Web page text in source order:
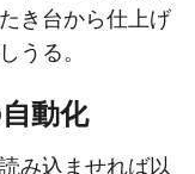
き台から仕上げ
うる。
動化
み込ませれば以